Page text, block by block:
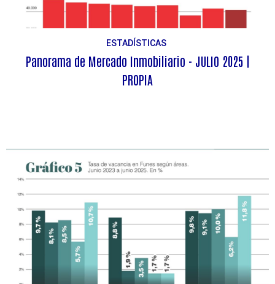
ESTADÍSTICAS
Panorama de Mercado Inmobiliario - JULIO 2025 |
PROPIA